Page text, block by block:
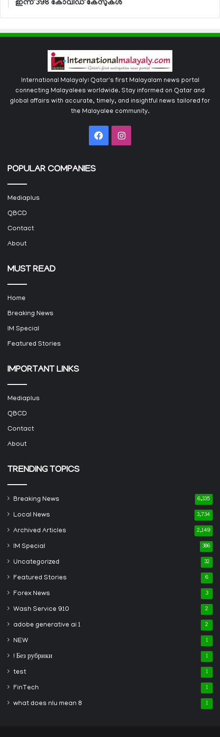
ഇന്ന് 398 കോവിഡ് കേസുകള്‍
International Malayaly: Qatar's first Malayalam news portal
connecting Malayalees worldwide. Stay informed on Qatar and
global affairs with accurate, timely, and insightful news tailored for
the Malayalee community.
FacebookInstagram
POPULAR COMPANIES
Mediaplus
QBCD
Contact
About
MUST READ
Home
Breaking News
IM Special
Featured Stories
IMPORTANT LINKS
Mediaplus
QBCD
Contact
About
TRENDING TOPICS
Breaking News 6,335
Local News 3,734
Archived Articles 2,149
IM Special 386
Uncategorized 32
Featured Stories 6
Forex News 3
Wash Service 910 2
adobe generative ai 1 2
NEW 1
! Без рубрики 1
test 1
FinTech 1
what does nlu mean 8 1